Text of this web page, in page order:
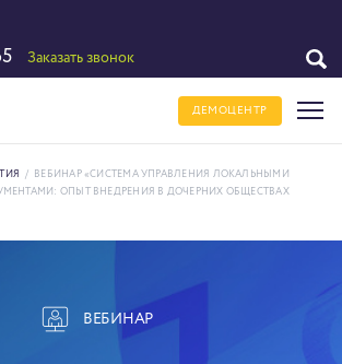
Заказать звонок
ДЕМОЦЕНТР
/
ВЕБИНАР «СИСТЕМА УПРАВЛЕНИЯ ЛОКАЛЬНЫМИ
ОПЫТ ВНЕДРЕНИЯ В ДОЧЕРНИХ ОБЩЕСТВАХ
ВЕБИНАР